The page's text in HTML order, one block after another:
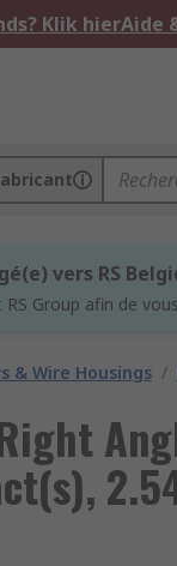
Klik hierAide
vers RS
Group afin de
& Wire Housings /